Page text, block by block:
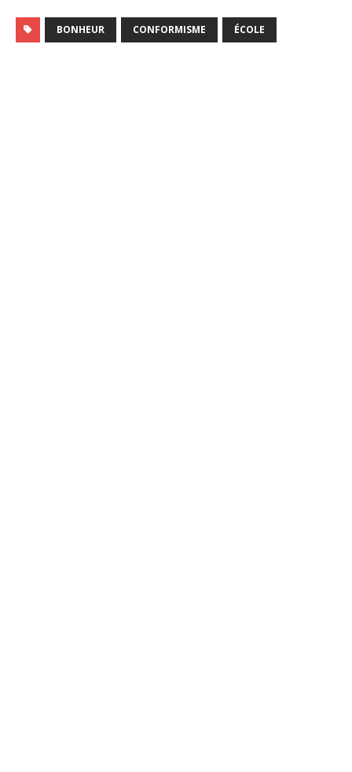
BONHEUR CONFORMISME ÉCOLE